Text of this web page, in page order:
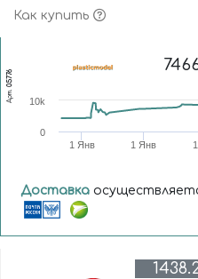
Как купить
Арт.
05776
1 Янв 1 Янв
0
10k
Доставка